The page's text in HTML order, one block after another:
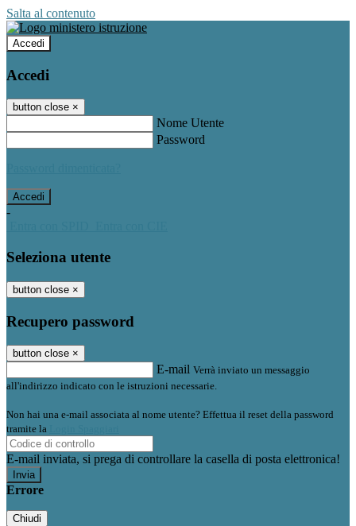
Salta al contenuto
Accedi
Accedi
button close ×
Nome Utente
Password
-
Seleziona utente
button close ×
Recupero password
button close ×
E-mail Verrà inviato un messaggio
all'indirizzo indicato con le istruzioni necessarie.
Non hai una e-mail associata al nome utente? Effettua il reset della password
tramite la
E-mail inviata, si prega di controllare la casella di posta elettronica!
Errore
Chiudi